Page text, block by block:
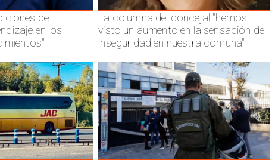
de
en los
La columna del concejal "hemos
visto un aumento en la sensación de
inseguridad en nuestra comuna"